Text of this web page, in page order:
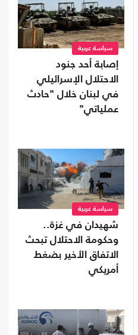
سياسة عربية
إصابة أحد جنود
الاحتلال الإسرائيلي
في لبنان خلال "حادث
عملياتي"
سياسة عربية
شهيدان في غزة..
وحكومة الاحتلال تبحث
الاتفاق الأخير بضغط
أمريكي